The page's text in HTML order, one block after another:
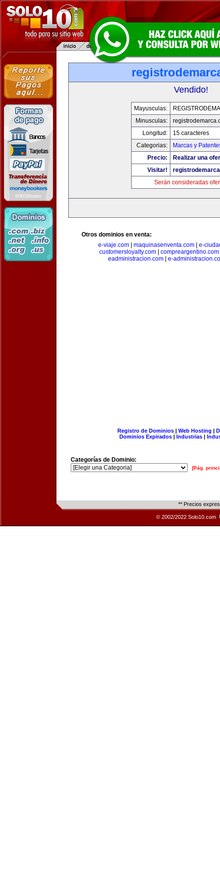
Vendido!
Mayusculas:
Minusculas:
Longitud:
15 caracteres
Categorias:
Marcas y
Precio:
Realizar una
Visitar!
Serán consideradas
Otros dominios en venta:
e-viaje.com| maquinasenventa.com| e-
customersloyalty.com| compreargentino.com
eadministracion.com
e-
Registro de Dominios| Web Hosting |
Dominios Expirados | Industrias |
Categorías de Dominio:
[Pág.
** Precios
© 2002/2022 Solo10.com